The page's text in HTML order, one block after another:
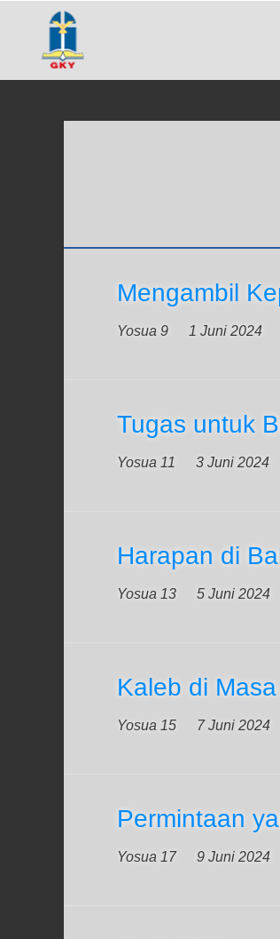
Mengambil
Yosua 9 1 Juni 2024
Tugas untuk
Yosua 11 3 Juni 2024
Harapan di
Yosua 13 5 Juni 2024
Kaleb di
Yosua 15 7 Juni 2024
Permintaan
Yosua 17 9 Juni 2024